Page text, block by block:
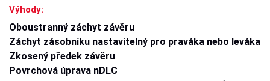
Výhody:
Oboustranný záchyt závěru
Záchyt zásobníku nastavitelný pro praváka nebo leváka
Zkosený předek závěru
Povrchová úprava nDLC